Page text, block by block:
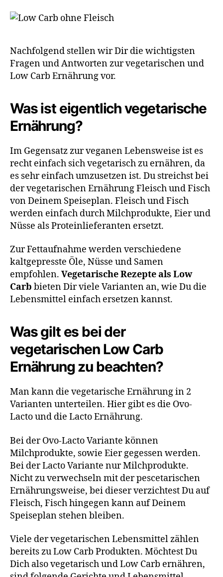
Nachfolgend stellen wir Dir die wichtigsten
Fragen und Antworten zur vegetarischen und
Low Carb Ernährung vor.
Was ist eigentlich vegetarische
Ernährung?
Im Gegensatz zur veganen Lebensweise ist es
recht einfach sich vegetarisch zu ernähren, da
es sehr einfach umzusetzen ist. Du streichst bei
der vegetarischen Ernährung Fleisch und Fisch
von Deinem Speiseplan. Fleisch und Fisch
werden einfach durch Milchprodukte, Eier und
Nüsse als Proteinlieferanten ersetzt.
Zur Fettaufnahme werden verschiedene
kaltgepresste Öle, Nüsse und Samen
empfohlen. Vegetarische Rezepte als Low
Carb bieten Dir viele Varianten an, wie Du die
Lebensmittel einfach ersetzen kannst.
Was gilt es bei der
vegetarischen Low Carb
Ernährung zu beachten?
Man kann die vegetarische Ernährung in 2
Varianten unterteilen. Hier gibt es die Ovo-
Lacto und die Lacto Ernährung.
Bei der Ovo-Lacto Variante können
Milchprodukte, sowie Eier gegessen werden.
Bei der Lacto Variante nur Milchprodukte.
Nicht zu verwechseln mit der pescetarischen
Ernährungsweise, bei dieser verzichtest Du auf
Fleisch, Fisch hingegen kann auf Deinem
Speiseplan stehen bleiben.
Viele der vegetarischen Lebensmittel zählen
bereits zu Low Carb Produkten. Möchtest Du
Dich also vegetarisch und Low Carb ernähren,